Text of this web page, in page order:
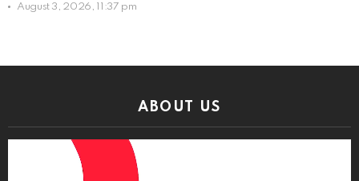
August 3, 2026, 11:37 pm
ABOUT US